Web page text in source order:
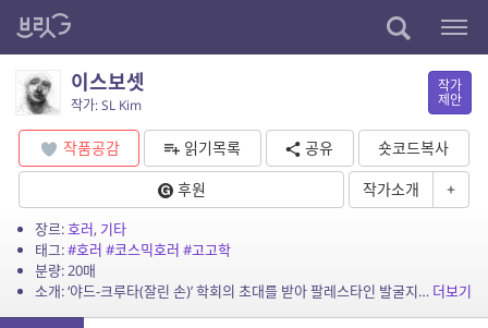
이스보셋
작가: SL Kim
작가
제안
작품공감 읽기목록 공유
숏코드복사
후원
작가소개 +
장르:호러, 기타
태그:#호러 #코스믹호러 #고고학
분량: 20매
소개: ‘야드-크루타(잘린 손)’ 학회의 초대를 받아 팔레스타인 발굴지로 향했다. 레반트의 신들과 인간의 신념이 뒤엉킨다. 고대의 이야기가 신앙을 조롱하는 칼이 되고, 밤의 바람은 예언처... 더보기